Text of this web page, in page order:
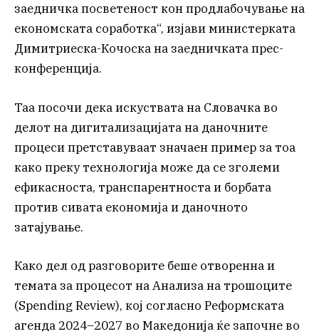
заедничка посветеност кон продлабочување на
економската соработка“, изјави министерката
Димитриеска-Кочоска на заедничката прес-
конференција.
Таа посочи дека искуствата на Словачка во
делот на дигитализацијата на даночните
процеси претставуваат значаен пример за тоа
како преку технологија може да се зголеми
ефикасноста, транспарентноста и борбата
против сивата економија и даночното
затајување.
Како дел од разговорите беше отворенна и
темата за процесот на Анализа на трошоците
(Spending Review), кој согласно Реформската
агенда 2024–2027 во Македонија ќе започне во